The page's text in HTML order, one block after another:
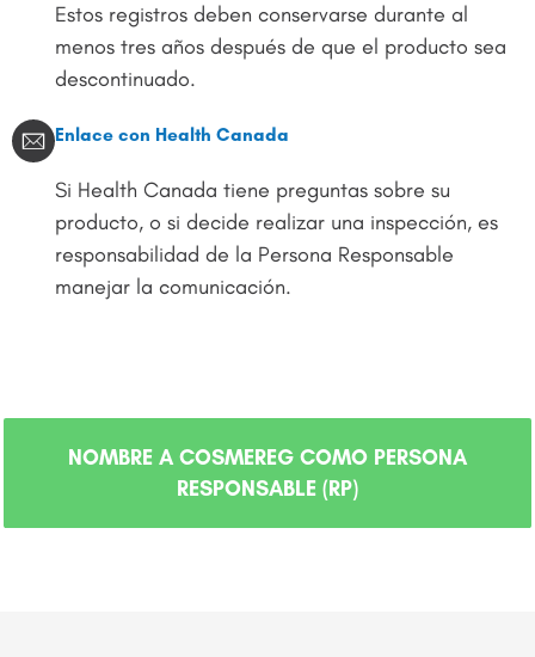
Estos registros deben conservarse durante al
menos tres años después de que el producto sea
descontinuado.
Enlace con Health Canada
Si Health Canada tiene preguntas sobre su
producto, o si decide realizar una inspección, es
responsabilidad de la Persona Responsable
manejar la comunicación.
NOMBRE A COSMEREG COMO PERSONA
RESPONSABLE (RP)